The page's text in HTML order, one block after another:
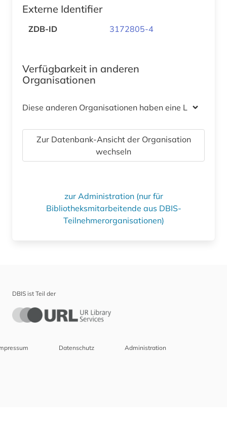
Externe Identifier
ZDB-ID 3172805-4
Verfügbarkeit in anderen
Organisationen
Diese anderen Organisationen haben eine Lizenz
Zur Datenbank-Ansicht der Organisation
wechseln
zur Administration (nur für
Bibliotheksmitarbeitende aus DBIS-
Teilnehmerorganisationen)
DBIS ist Teil der
Datenschutz Administration